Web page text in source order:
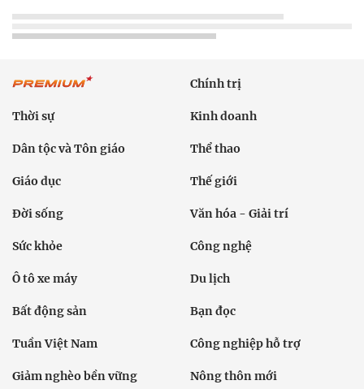
Chính trị
Thời sự Kinh doanh
Dân tộc và Tôn giáo Thể thao
Giáo dục Thế giới
Đời sống Văn hóa - Giải trí
Sức khỏe Công nghệ
Ô tô xe máy Du lịch
Bất động sản Bạn đọc
Tuần Việt Nam Công nghiệp hỗ trợ
Giảm nghèo bền vững Nông thôn mới